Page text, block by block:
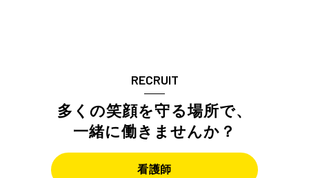
RECRUIT
多くの笑顔を守る場所で、
一緒に働きませんか？
看護師